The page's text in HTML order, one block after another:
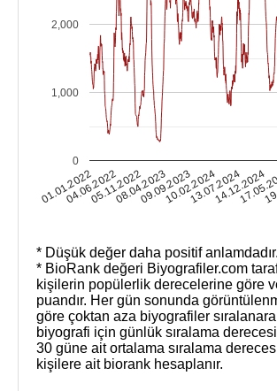
01.01.2022
04.06.2022
05.11.2022
08.04.2023
09.09.2023
10.02.2024
13.07.2024
14.12.2024
0
1,000
2,000
* Düşük değer daha positif anlamdadır.
* BioRank değeri Biyografiler.com
kişilerin popülerlik derecelerine göre
puandır. Her gün sonunda
göre çoktan aza biyografiler
biyografi için günlük sıralama
30 güne ait ortalama sıralama
kişilere ait biorank hesaplanır.